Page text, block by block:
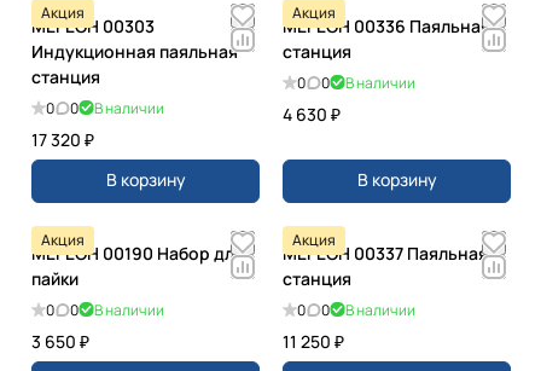
Акция
МЕГЕОН 00303
Индукционная паяльная
станция
0 0 В наличии
17 320 ₽
В корзину
Акция
МЕГЕОН 00336 Паяльная
станция
0 0 В наличии
4 630 ₽
В корзину
Акция
МЕГЕОН 00190 Набор для
пайки
0 0 В наличии
3 650 ₽
Акция
МЕГЕОН 00337 Паяльная
станция
0 0 В наличии
11 250 ₽